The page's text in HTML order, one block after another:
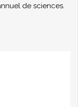
de sciences.